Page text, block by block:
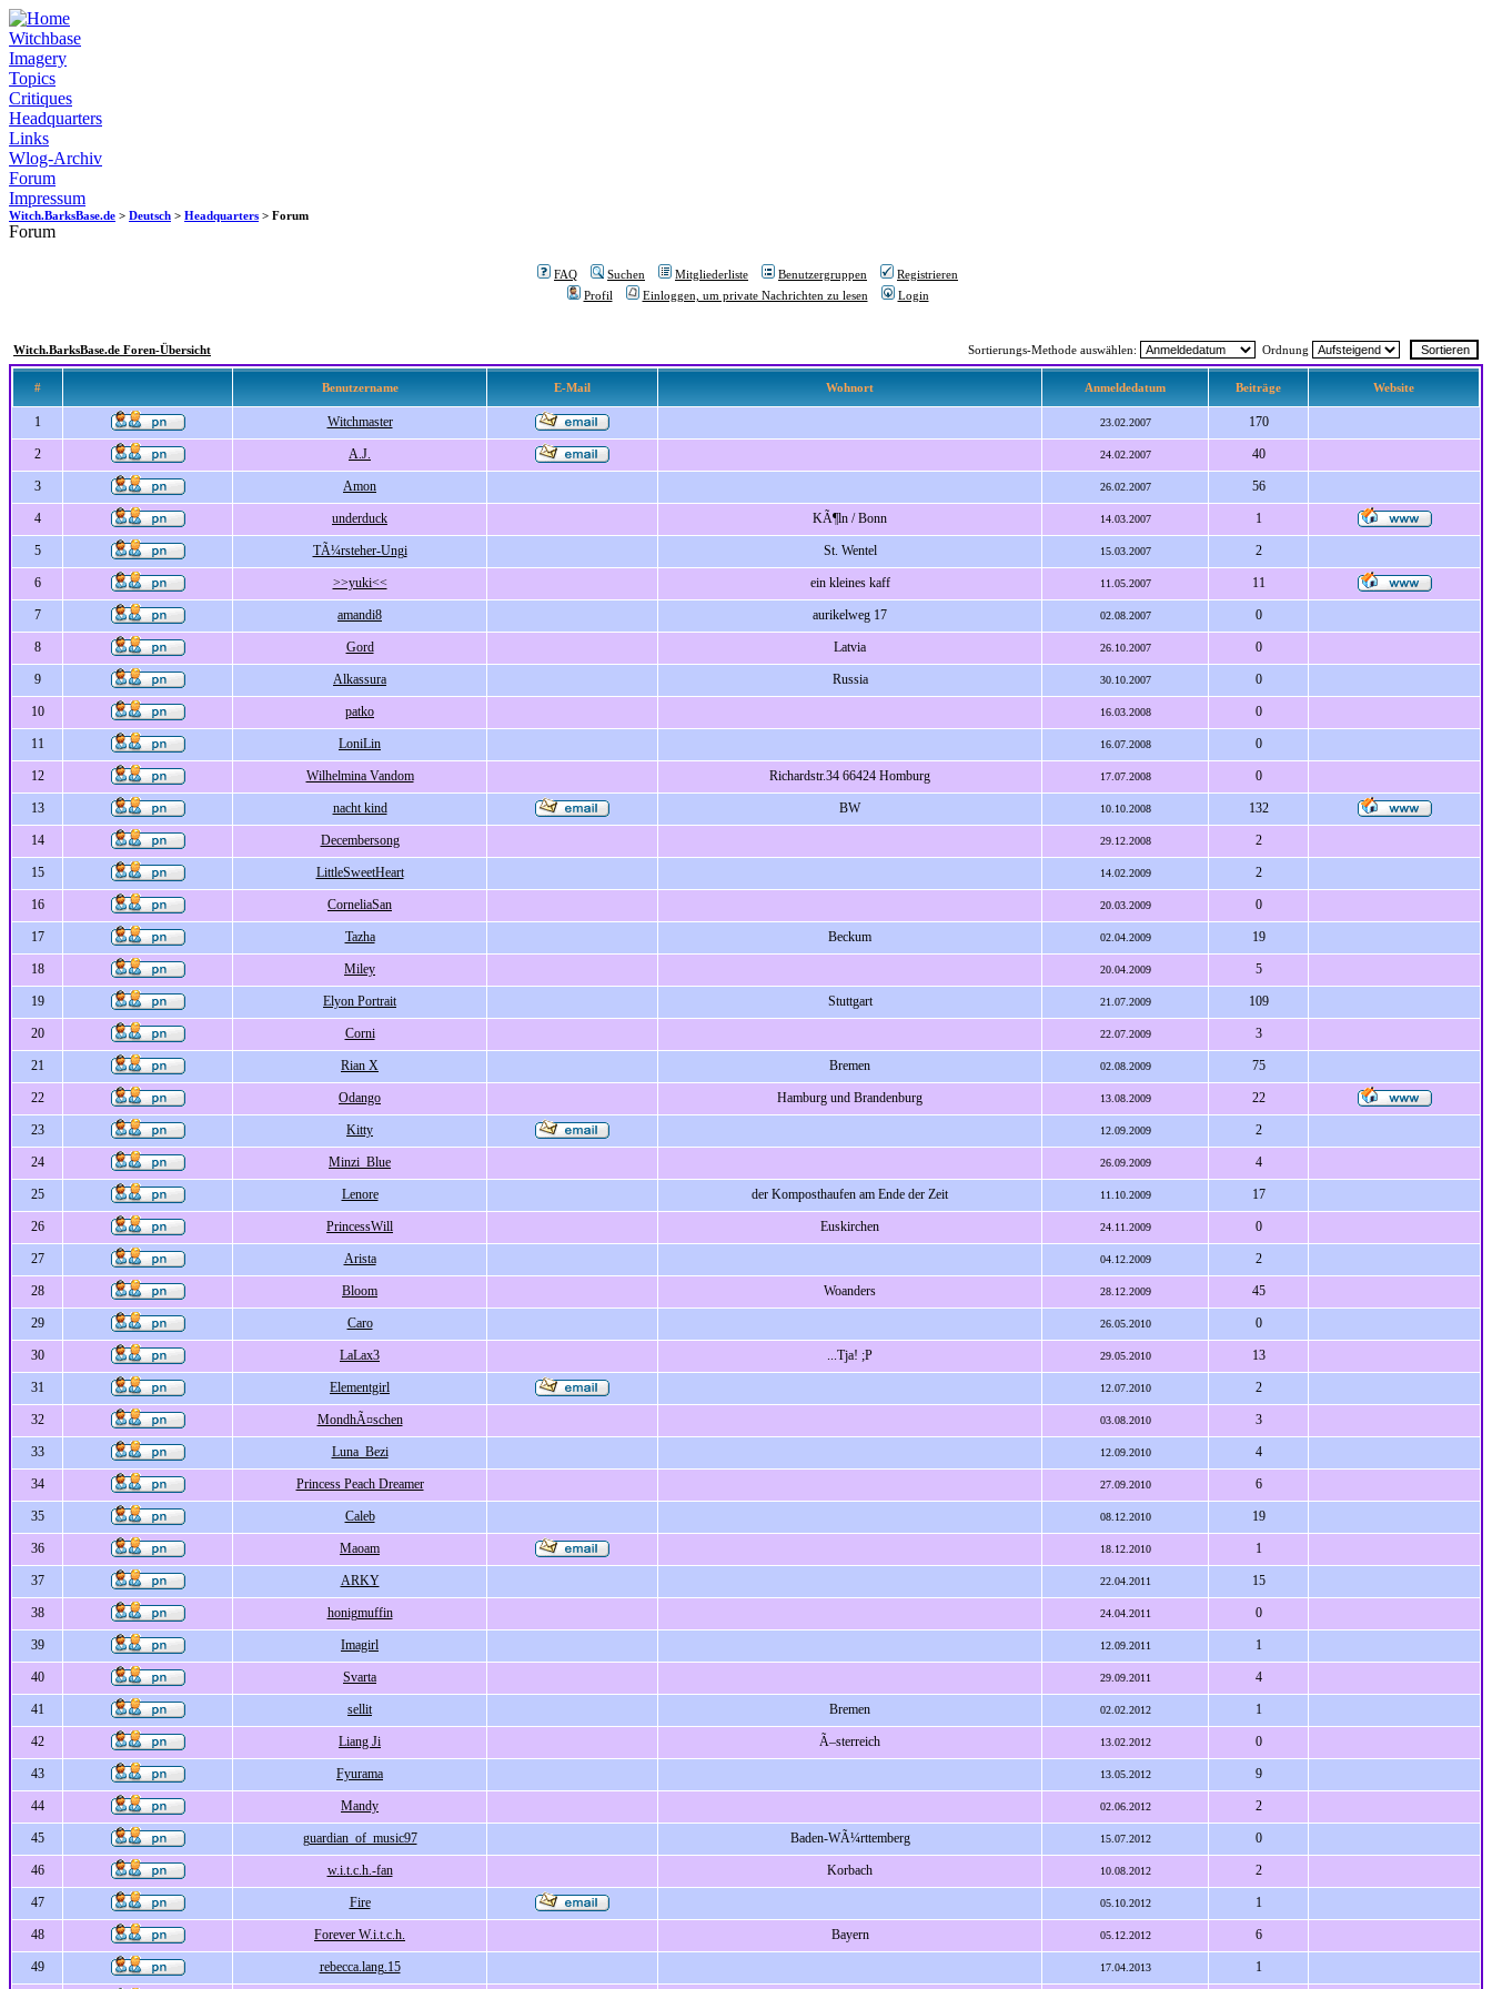
Witchbase
Imagery
Topics
Critiques
Headquarters
Links
Wlog-Archiv
Forum
Impressum
Witch.BarksBase.de > Deutsch > Headquarters > Forum
Forum
FAQ Suchen Mitgliederliste Benutzergruppen
Registrieren
Profil
Einloggen, um private Nachrichten zu lesen Login
Witch.BarksBase.de Foren-Übersicht Sortierungs-Methode auswählen: Ordnung
# Benutzername E-Mail Wohnort Anmeldedatum Beiträge Website
1 Witchmaster 23.02.2007 170
2 A.J. 24.02.2007 40
3 Amon 26.02.2007 56
4 underduck KÃ¶ln / Bonn 14.03.2007 1
5 TÃ¼rsteher-Ungi St. Wentel 15.03.2007 2
6 >>yuki<< ein kleines kaff 11.05.2007 11
7 amandi8 aurikelweg 17 02.08.2007 0
8 Gord Latvia 26.10.2007 0
9 Alkassura Russia 30.10.2007 0
10 patko 16.03.2008 0
11 LoniLin 16.07.2008 0
12 Wilhelmina Vandom Richardstr.34 66424 Homburg 17.07.2008 0
13 nacht kind BW 10.10.2008 132
14 Decembersong 29.12.2008 2
15 LittleSweetHeart 14.02.2009 2
16 CorneliaSan 20.03.2009 0
17 Tazha Beckum 02.04.2009 19
18 Miley 20.04.2009 5
19 Elyon Portrait Stuttgart 21.07.2009 109
20 Corni 22.07.2009 3
21 Rian X Bremen 02.08.2009 75
22 Odango Hamburg und Brandenburg 13.08.2009 22
23 Kitty 12.09.2009 2
24 Minzi_Blue 26.09.2009 4
25 Lenore der Komposthaufen am Ende der Zeit 11.10.2009 17
26 PrincessWill Euskirchen 24.11.2009 0
27 Arista 04.12.2009 2
28 Bloom Woanders 28.12.2009 45
29 Caro 26.05.2010 0
30 LaLax3 ...Tja! ;P 29.05.2010 13
31 Elementgirl 12.07.2010 2
32 MondhÃ¤schen 03.08.2010 3
33 Luna_Bezi 12.09.2010 4
34 Princess Peach Dreamer 27.09.2010 6
35 Caleb 08.12.2010 19
36 Maoam 18.12.2010 1
37 ARKY 22.04.2011 15
38 honigmuffin 24.04.2011 0
39 Imagirl 12.09.2011 1
40 Svarta 29.09.2011 4
41 sellit Bremen 02.02.2012 1
42 Liang Ji Ã–sterreich 13.02.2012 0
43 Fyurama 13.05.2012 9
44 Mandy 02.06.2012 2
45 guardian_of_music97 Baden-WÃ¼rttemberg 15.07.2012 0
46 w.i.t.c.h.-fan Korbach 10.08.2012 2
47 Fire 05.10.2012 1
48 Forever W.i.t.c.h. Bayern 05.12.2012 6
49 rebecca.lang.15 17.04.2013 1